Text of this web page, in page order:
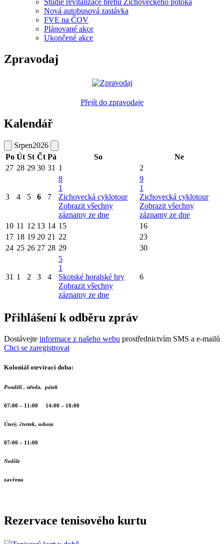
Studie revitalizace břehů Zichoveckého potoka
Nová autobusová zastávka
FVE na ČOV
Plánované akce
Ukončené akce
Zpravodaj
Přejít do zpravodaje
Kalendář
Srpen2026
Po Út St Čt Pá So
Ne
27 28 29 30 31 1 2
3 4 5 6 7
8
1
Zichovecká cyklotour
Zobrazit všechny
záznamy ze dne
9
1
Zichovecká cyklotour
Zobrazit všechny
záznamy ze dne
10 11 12 13 14 15
16
17 18 19 20 21 22
23
24 25 26 27 28 29 30
31 1 2 3 4
5
1
Skotské horalské hry
Zobrazit všechny
záznamy ze dne
6
Přihlášení k odběru zpráv
Dostávejte informace z našeho webu prostřednictvím SMS a e-mailů
Chci se zaregistrovat
Koloniál otevírací doba:
Pondělí , středa, pátek
07:00 – 11:00 14:00 – 18:00
Úterý, čtvrtek, sobota
07:00 – 11:00
Neděle
zavřeno
Rezervace tenisového kurtu